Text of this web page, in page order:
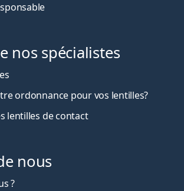
nos spécialistes
ordonnance pour vos lentilles?
lentilles de contact
nous
?